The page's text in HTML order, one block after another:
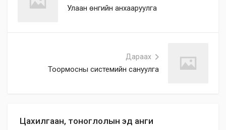
Цахилгаан, тоноглолын эд анги
Улаан өнгийн анхааруулга
Дараах
Тоормосны системийн сануулга